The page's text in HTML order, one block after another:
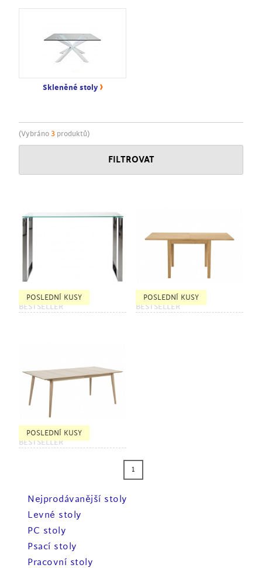
Skleněné stoly ›
(Vybráno 3 produktů)
FILTROVAT
POSLEDNÍ KUSY
BESTSELLER
POSLEDNÍ KUSY
BESTSELLER
POSLEDNÍ KUSY
BESTSELLER
1
Nejprodávanější stoly
Levné stoly
PC stoly
Psací stoly
Pracovní stoly